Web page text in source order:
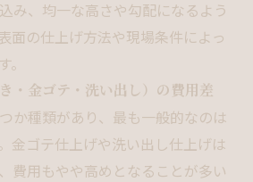
み、均一な高さや勾配になるよう
面の仕上げ方法や現場条件によっ
・金ゴテ・洗い出し）の費用差
か種類があり、最も一般的なのは
金ゴテ仕上げや洗い出し仕上げは
費用もやや高めとなることが多い